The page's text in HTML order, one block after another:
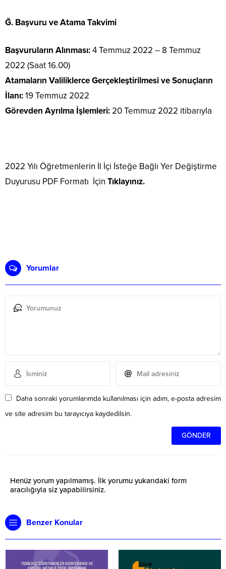
Ğ. Başvuru ve Atama Takvimi
Başvuruların Alınması:4 Temmuz 2022 – 8 Temmuz
2022 (Saat 16.00)
Atamaların Valiliklerce Gerçekleştirilmesi ve Sonuçların
İlanı:19 Temmuz 2022
Görevden Ayrılma İşlemleri: 20 Temmuz 2022 itibarıyla
2022 Yılı Öğretmenlerin İl İçi İsteğe Bağlı Yer Değiştirme
Duyurusu PDF Formatı İçin Tıklayınız.
Yorumlar
Daha sonraki yorumlarımda kullanılması için adım, e-posta adresim
ve site adresim bu tarayıcıya kaydedilsin.
Henüz yorum yapılmamış. İlk yorumu yukarıdaki form
aracılığıyla siz yapabilirsiniz.
Benzer Konular